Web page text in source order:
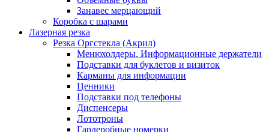
Занавес мерцающий
Коробка с шарами
Лазерная резка
Резка Оргстекла (Акрил)
Менюхолдеры. Информационные держатели
Подставки для буклетов и визиток
Карманы для информации
Ценники
Подставки под телефоны
Диспенсеры
Лототроны
Гардеробные номерки